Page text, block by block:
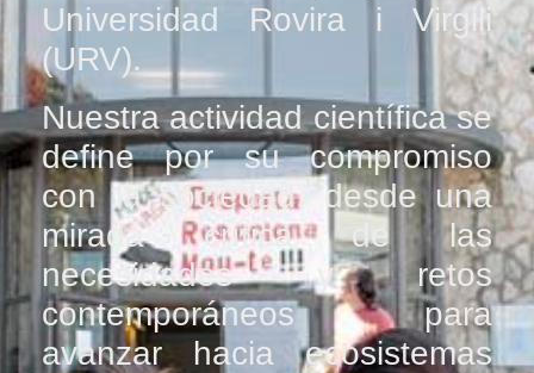
Universidad Rovira i Virgili
(URV).
Nuestra actividad científica se
define por su compromiso
con la sociedad, desde una
mirada crítica de las
necesidades y retos
contemporáneos para
avanzar hacia ecosistemas